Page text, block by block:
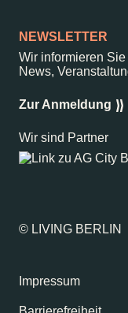
NEWSLETTER
Wir informieren
News,
Zur Anmeldung
Wir sind Partner
© LIVING BERLIN
Impressum